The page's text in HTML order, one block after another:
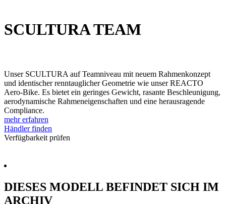
SCULTURA TEAM
Unser SCULTURA auf Teamniveau mit neuem Rahmenkonzept
und identischer renntauglicher Geometrie wie unser REACTO
Aero-Bike. Es bietet ein geringes Gewicht, rasante Beschleunigung,
aerodynamische Rahmeneigenschaften und eine herausragende
Compliance.
mehr erfahren
Händler finden
Verfügbarkeit prüfen
DIESES MODELL BEFINDET SICH IM
ARCHIV